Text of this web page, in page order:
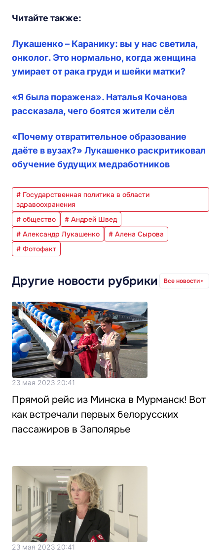
Читайте также:
Лукашенко – Каранику: вы у нас светила,
онколог. Это нормально, когда женщина
умирает от рака груди и шейки матки?
«Я была поражена». Наталья Кочанова
рассказала, чего боятся жители сёл
«Почему отвратительное образование
даёте в вузах?» Лукашенко раскритиковал
обучение будущих медработников
# Государственная политика в области
здравоохранения
# общество
# Андрей Швед
# Александр Лукашенко
# Алена Сырова
# Фотофакт
Другие новости рубрики Все новости
23 мая 2023 20:41
Прямой рейс из Минска в Мурманск! Вот
как встречали первых белорусских
пассажиров в Заполярье
23 мая 2023 20:41